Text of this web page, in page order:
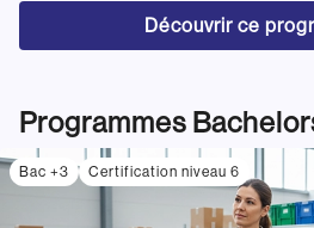
Découvrir ce
Programmes
Bac +3 Certification niveau 6